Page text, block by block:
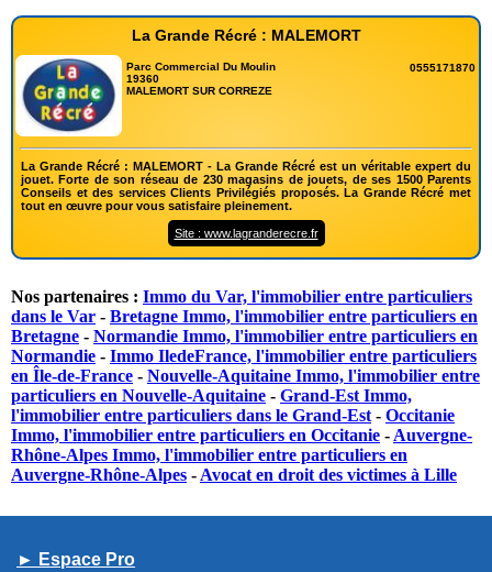
La Grande Récré : MALEMORT
Parc Commercial Du Moulin
19360
MALEMORT SUR CORREZE
0555171870
La Grande Récré : MALEMORT - La Grande Récré est un véritable expert du
jouet. Forte de son réseau de 230 magasins de jouets, de ses 1500 Parents
Conseils et des services Clients Privilégiés proposés. La Grande Récré met
tout en œuvre pour vous satisfaire pleinement.
Site : www.lagranderecre.fr
Nos partenaires : Immo du Var, l'immobilier entre particuliers
dans le Var - Bretagne Immo, l'immobilier entre particuliers en
Bretagne - Normandie Immo, l'immobilier entre particuliers en
Normandie - Immo IledeFrance, l'immobilier entre particuliers
en Île-de-France - Nouvelle-Aquitaine Immo, l'immobilier entre
particuliers en Nouvelle-Aquitaine - Grand-Est Immo,
l'immobilier entre particuliers dans le Grand-Est - Occitanie
Immo, l'immobilier entre particuliers en Occitanie - Auvergne-
Rhône-Alpes Immo, l'immobilier entre particuliers en
Auvergne-Rhône-Alpes - Avocat en droit des victimes à Lille
► Espace Pro